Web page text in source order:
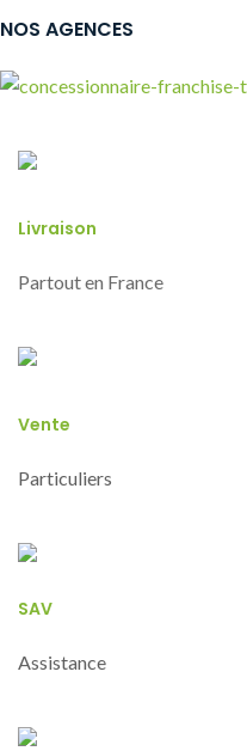
NOS AGENCES
Livraison
Partout en France
Vente
Particuliers
SAV
Assistance